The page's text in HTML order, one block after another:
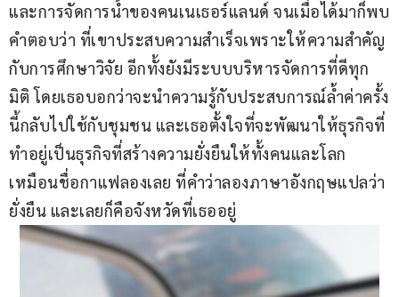
และการจัดการน้ำของคนเนเธอร์แลนด์ จนเมื่อได้มาก็พบ
คำตอบว่า ที่เขาประสบความสำเร็จเพราะให้ความสำคัญ
กับการศึกษาวิจัย อีกทั้งยังมีระบบบริหารจัดการที่ดีทุก
มิติ โดยเธอบอกว่าจะนำความรู้กับประสบการณ์ล้ำค่าครั้ง
นี้กลับไปใช้กับชุมชน และเธอตั้งใจที่จะพัฒนาให้ธุรกิจที่
ทำอยู่เป็นธุรกิจที่สร้างความยั่งยืนให้ทั้งคนและโลก
เหมือนชื่อกาแฟลองเลย ที่คำว่าลองภาษาอังกฤษแปลว่า
ยั่งยืน และเลยก็คือจังหวัดที่เธออยู่